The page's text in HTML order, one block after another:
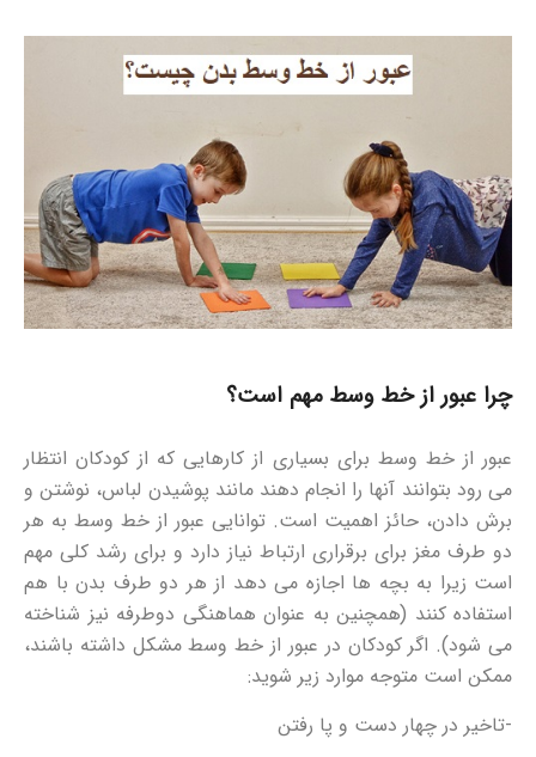
چرا عبور از خط وسط مهم است؟
عبور از خط وسط برای بسیاری از کارهایی که از کودکان انتظار
می رود بتوانند آنها را انجام دهند مانند پوشیدن لباس، نوشتن و
برش دادن، حائز اهمیت است. توانایی عبور از خط وسط به هر
دو طرف مغز برای برقراری ارتباط نیاز دارد و برای رشد کلی مهم
است زیرا به بچه ها اجازه می دهد از هر دو طرف بدن با هم
استفاده کنند (همچنین به عنوان هماهنگی دوطرفه نیز شناخته
می شود). اگر کودکان در عبور از خط وسط مشکل داشته باشند،
ممکن است متوجه موارد زیر شوید:
-تاخیر در چهار دست و پا رفتن